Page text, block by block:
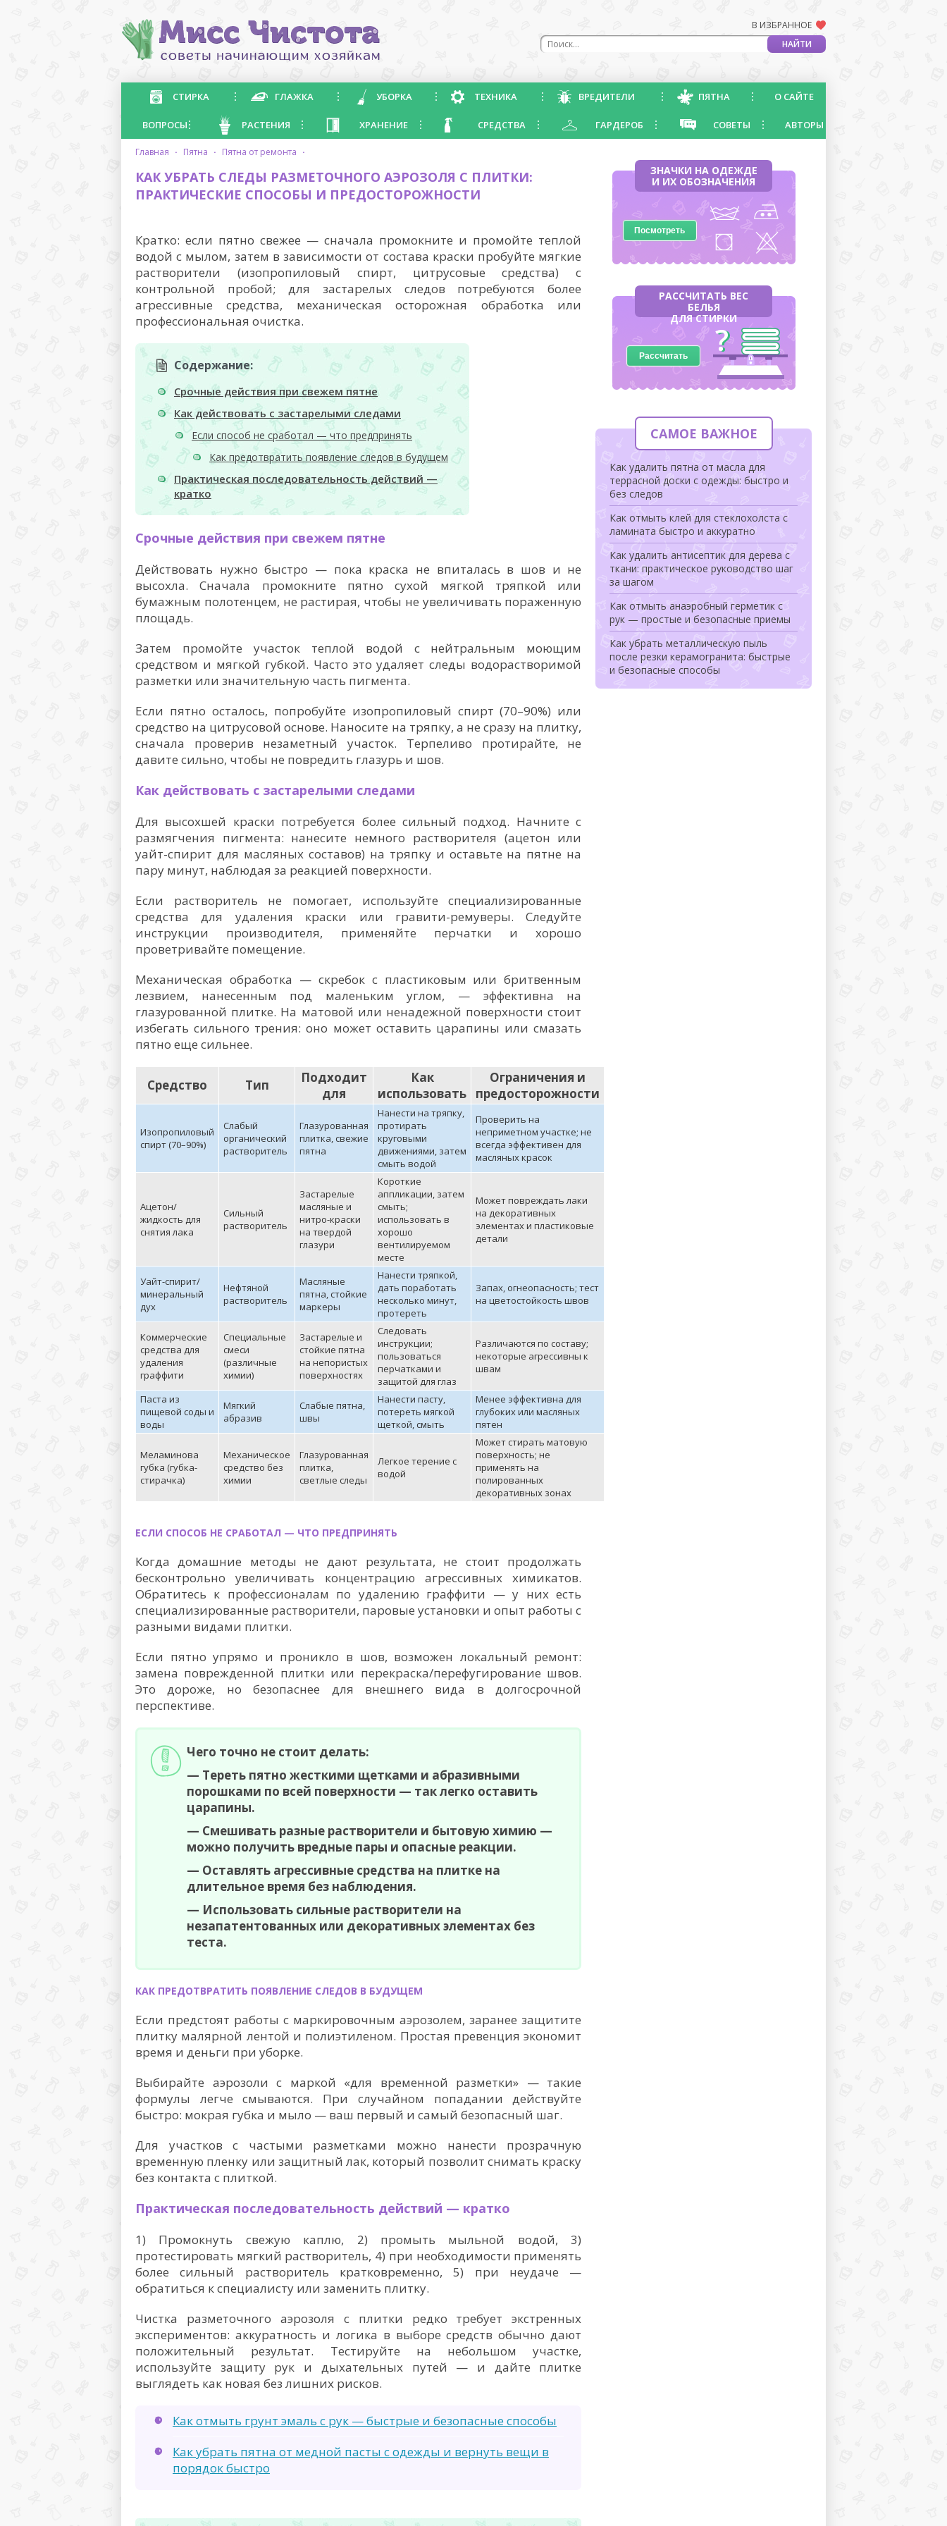
В ИЗБРАННОЕ
СТИРКА ГЛАЖКА УБОРКА ТЕХНИКА ВРЕДИТЕЛИ ПЯТНА О САЙТЕ
ВОПРОСЫ РАСТЕНИЯ ХРАНЕНИЕ СРЕДСТВА ГАРДЕРОБ СОВЕТЫ АВТОРЫ
главная · пятна · пятна от ремонта ·
КАК УБРАТЬ СЛЕДЫ РАЗМЕТОЧНОГО АЭРОЗОЛЯ С ПЛИТКИ:
ПРАКТИЧЕСКИЕ СПОСОБЫ И ПРЕДОСТОРОЖНОСТИ
Кратко: если пятно свежее — сначала промокните и промойте теплой
водой с мылом, затем в зависимости от состава краски пробуйте мягкие
растворители (изопропиловый спирт, цитрусовые средства) с
контрольной пробой; для застарелых следов потребуются более
агрессивные средства, механическая осторожная обработка или
профессиональная очистка.
Содержание:
Срочные действия при свежем пятне
Как действовать с застарелыми следами
Если способ не сработал — что предпринять
Как предотвратить появление следов в будущем
Практическая последовательность действий —
кратко
Срочные действия при свежем пятне
Действовать нужно быстро — пока краска не впиталась в шов и не
высохла. Сначала промокните пятно сухой мягкой тряпкой или
бумажным полотенцем, не растирая, чтобы не увеличивать пораженную
площадь.
Затем промойте участок теплой водой с нейтральным моющим
средством и мягкой губкой. Часто это удаляет следы водорастворимой
разметки или значительную часть пигмента.
Если пятно осталось, попробуйте изопропиловый спирт (70–90%) или
средство на цитрусовой основе. Наносите на тряпку, а не сразу на плитку,
сначала проверив незаметный участок. Терпеливо протирайте, не
давите сильно, чтобы не повредить глазурь и шов.
Как действовать с застарелыми следами
Для высохшей краски потребуется более сильный подход. Начните с
размягчения пигмента: нанесите немного растворителя (ацетон или
уайт-спирит для масляных составов) на тряпку и оставьте на пятне на
пару минут, наблюдая за реакцией поверхности.
Если растворитель не помогает, используйте специализированные
средства для удаления краски или гравити-ремуверы. Следуйте
инструкции производителя, применяйте перчатки и хорошо
проветривайте помещение.
Механическая обработка — скребок с пластиковым или бритвенным
лезвием, нанесенным под маленьким углом, — эффективна на
глазурованной плитке. На матовой или ненадежной поверхности стоит
избегать сильного трения: оно может оставить царапины или смазать
пятно еще сильнее.
Средство Тип
Подходит
для
Как
использовать
Ограничения и
предосторожности
Изопропиловый
спирт (70–90%)
Слабый
органический
растворитель
Глазурованная
плитка, свежие
пятна
Нанести на тряпку,
протирать
круговыми
движениями, затем
смыть водой
Проверить на
неприметном участке; не
всегда эффективен для
масляных красок
Ацетон/
жидкость для
снятия лака
Сильный
растворитель
Застарелые
масляные и
нитро-краски
на твердой
глазури
Короткие
аппликации, затем
смыть;
использовать в
хорошо
вентилируемом
месте
Может повреждать лаки
на декоративных
элементах и пластиковые
детали
Уайт-спирит/
минеральный
дух
Нефтяной
растворитель
Масляные
пятна, стойкие
маркеры
Нанести тряпкой,
дать поработать
несколько минут,
протереть
Запах, огнеопасность; тест
на цветостойкость швов
Коммерческие
средства для
удаления
граффити
Специальные
смеси
(различные
химии)
Застарелые и
стойкие пятна
на непористых
поверхностях
Следовать
инструкции;
пользоваться
перчатками и
защитой для глаз
Различаются по составу;
некоторые агрессивны к
швам
Паста из
пищевой соды и
воды
Мягкий
абразив
Слабые пятна,
швы
Нанести пасту,
потереть мягкой
щеткой, смыть
Менее эффективна для
глубоких или масляных
пятен
Меламинова
губка (губка-
стирачка)
Механическое
средство без
химии
Глазурованная
плитка,
светлые следы
Легкое терение с
водой
Может стирать матовую
поверхность; не
применять на
полированных
декоративных зонах
ЕСЛИ СПОСОБ НЕ СРАБОТАЛ — ЧТО ПРЕДПРИНЯТЬ
Когда домашние методы не дают результата, не стоит продолжать
бесконтрольно увеличивать концентрацию агрессивных химикатов.
Обратитесь к профессионалам по удалению граффити — у них есть
специализированные растворители, паровые установки и опыт работы с
разными видами плитки.
Если пятно упрямо и проникло в шов, возможен локальный ремонт:
замена поврежденной плитки или перекраска/перефугирование швов.
Это дороже, но безопаснее для внешнего вида в долгосрочной
перспективе.
Чего точно не стоит делать:
— Тереть пятно жесткими щетками и абразивными
порошками по всей поверхности — так легко оставить
царапины.
— Смешивать разные растворители и бытовую химию —
можно получить вредные пары и опасные реакции.
— Оставлять агрессивные средства на плитке на
длительное время без наблюдения.
— Использовать сильные растворители на
незапатентованных или декоративных элементах без
теста.
КАК ПРЕДОТВРАТИТЬ ПОЯВЛЕНИЕ СЛЕДОВ В БУДУЩЕМ
Если предстоят работы с маркировочным аэрозолем, заранее защитите
плитку малярной лентой и полиэтиленом. Простая превенция экономит
время и деньги при уборке.
Выбирайте аэрозоли с маркой «для временной разметки» — такие
формулы легче смываются. При случайном попадании действуйте
быстро: мокрая губка и мыло — ваш первый и самый безопасный шаг.
Для участков с частыми разметками можно нанести прозрачную
временную пленку или защитный лак, который позволит снимать краску
без контакта с плиткой.
Практическая последовательность действий — кратко
1) Промокнуть свежую каплю, 2) промыть мыльной водой, 3)
протестировать мягкий растворитель, 4) при необходимости применять
более сильный растворитель кратковременно, 5) при неудаче —
обратиться к специалисту или заменить плитку.
Чистка разметочного аэрозоля с плитки редко требует экстренных
экспериментов: аккуратность и логика в выборе средств обычно дают
положительный результат. Тестируйте на небольшом участке,
используйте защиту рук и дыхательных путей — и дайте плитке
выглядеть как новая без лишних рисков.
Как отмыть грунт эмаль с рук — быстрые и безопасные способы
Как убрать пятна от медной пасты с одежды и вернуть вещи в
порядок быстро
ЗНАЧКИ НА ОДЕЖДЕ
И ИХ ОБОЗНАЧЕНИЯ
Посмотреть
РАССЧИТАТЬ ВЕС
БЕЛЬЯ
ДЛЯ СТИРКИ
Рассчитать
САМОЕ ВАЖНОЕ
Как удалить пятна от масла для
террасной доски с одежды: быстро и
без следов
Как отмыть клей для стеклохолста с
ламината быстро и аккуратно
Как удалить антисептик для дерева с
ткани: практическое руководство шаг
за шагом
Как отмыть анаэробный герметик с
рук — простые и безопасные приемы
Как убрать металлическую пыль
после резки керамогранита: быстрые
и безопасные способы